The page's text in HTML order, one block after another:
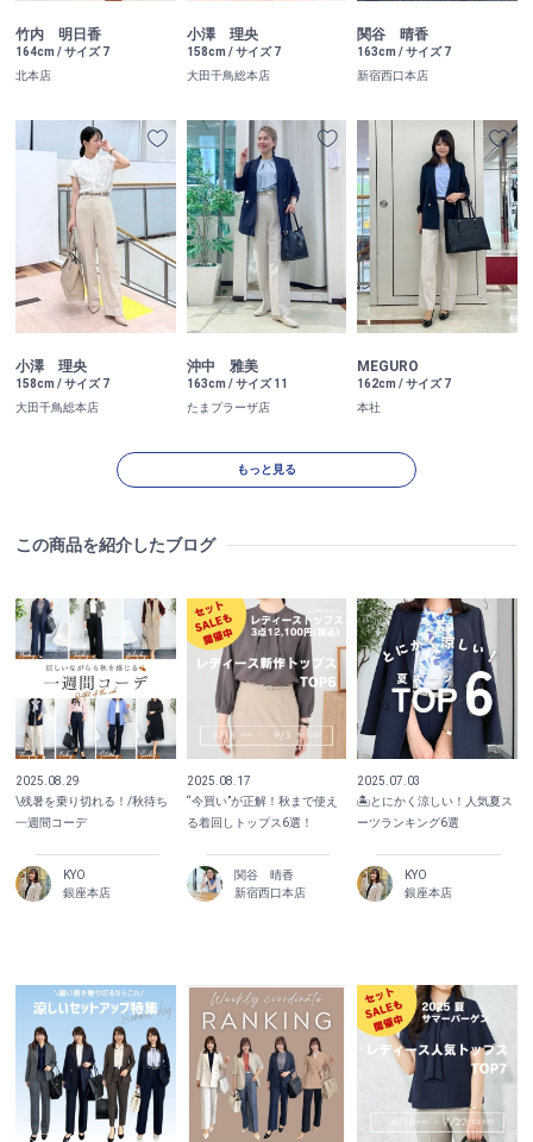
竹内 明日香
164cm / サイズ 7
北本店
小澤 理央
158cm / サイズ 7
大田千鳥総本店
関谷 晴香
163cm / サイズ 7
新宿西口本店
小澤 理央
158cm / サイズ 7
大田千鳥総本店
沖中 雅美
163cm / サイズ 11
たまプラーザ店
MEGURO
162cm / サイズ 7
本社
もっと見る
この商品を紹介したブログ
2025.08.29
\残暑を乗り切れる！/秋待ち
一週間コーデ
KYO
銀座本店
2025.08.17
“今買い”が正解！秋まで使え
る着回しトップス6選！
関谷 晴香
新宿西口本店
2025.07.03
🏝️とにかく涼しい！人気夏ス
ーツランキング6選
KYO
銀座本店